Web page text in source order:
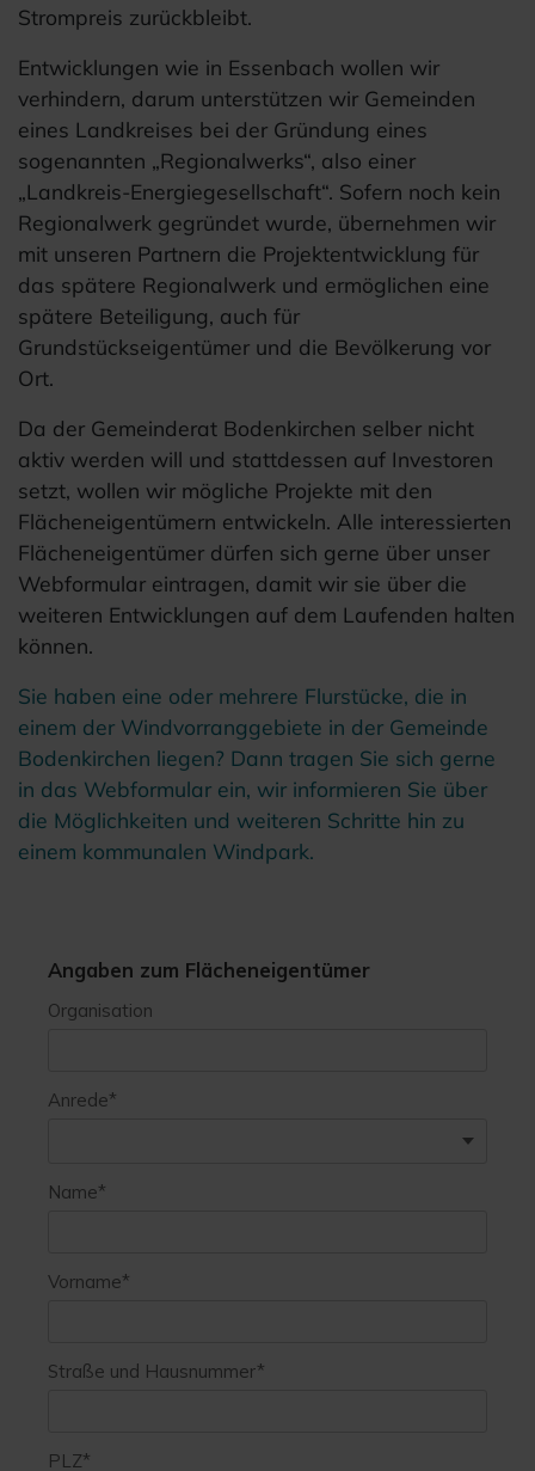
Strompreis zurückbleibt.
Entwicklungen wie in Essenbach wollen wir
verhindern, darum unterstützen wir Gemeinden
eines Landkreises bei der Gründung eines
sogenannten „Regionalwerks“, also einer
„Landkreis-Energiegesellschaft“. Sofern noch kein
Regionalwerk gegründet wurde, übernehmen wir
mit unseren Partnern die Projektentwicklung für
das spätere Regionalwerk und ermöglichen eine
spätere Beteiligung, auch für
Grundstückseigentümer und die Bevölkerung vor
Ort.
Da der Gemeinderat Bodenkirchen selber nicht
aktiv werden will und stattdessen auf Investoren
setzt, wollen wir mögliche Projekte mit den
Flächeneigentümern entwickeln. Alle interessierten
Flächeneigentümer dürfen sich gerne über unser
Webformular eintragen, damit wir sie über die
weiteren Entwicklungen auf dem Laufenden halten
können.
Sie haben eine oder mehrere Flurstücke, die in
einem der Windvorranggebiete in der Gemeinde
Bodenkirchen liegen? Dann tragen Sie sich gerne
in das Webformular ein, wir informieren Sie über
die Möglichkeiten und weiteren Schritte hin zu
einem kommunalen Windpark.